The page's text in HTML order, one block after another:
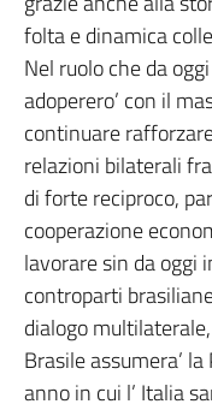
folta e dinamica
Nel ruolo che da
adoperero’ con il
continuare
relazioni bilaterali
di forte reciproco,
cooperazione
lavorare sin da oggi
controparti
dialogo
Brasile assumera’
anno in cui l’ Italia